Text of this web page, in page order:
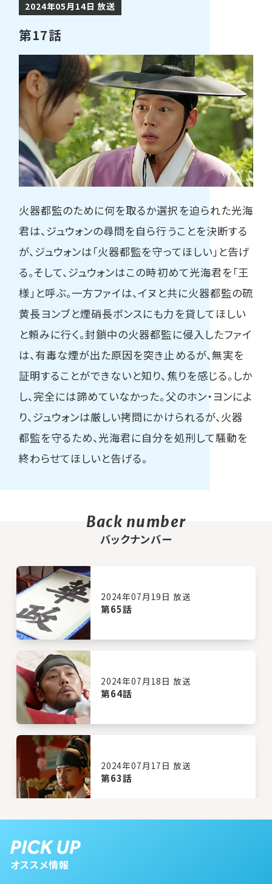
2024年05月14日 放送
第17話
火器都監のために何を取るか選択を迫られた光海
君は、ジュウォンの尋問を自ら行うことを決断する
が、ジュウォンは「火器都監を守ってほしい」と告げ
る。そして、ジュウォンはこの時初めて光海君を「王
様」と呼ぶ。一方ファイは、イヌと共に火器都監の硫
黄長ヨンブと煙硝長ボンスにも力を貸してほしい
と頼みに行く。封鎖中の火器都監に侵入したファイ
は、有毒な煙が出た原因を突き止めるが、無実を
証明することができないと知り、焦りを感じる。しか
し、完全には諦めていなかった。父のホン・ヨンによ
り、ジュウォンは厳しい拷問にかけられるが、火器
都監を守るため、光海君に自分を処刑して騒動を
終わらせてほしいと告げる。
バックナンバー
2024年07月19日 放送
第65話
2024年07月18日 放送
第64話
2024年07月17日 放送
第63話
オススメ情報